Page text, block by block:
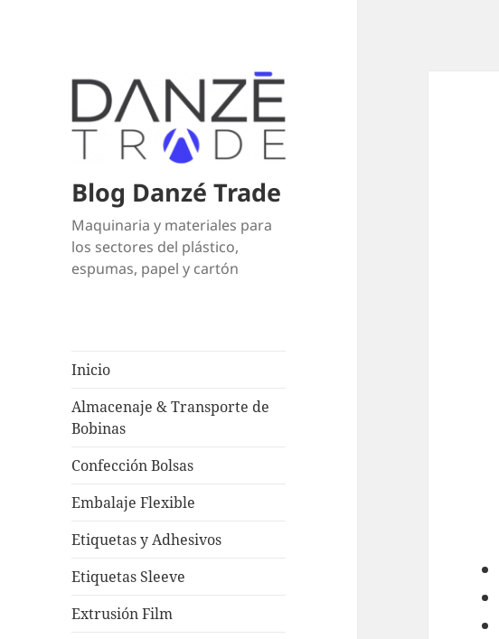
Blog Danzé Trade
Maquinaria y materiales para
los sectores del plástico,
espumas, papel y cartón
Inicio
Almacenaje & Transporte de
Bobinas
Confección Bolsas
Embalaje Flexible
Etiquetas y Adhesivos
Etiquetas Sleeve
Extrusión Film